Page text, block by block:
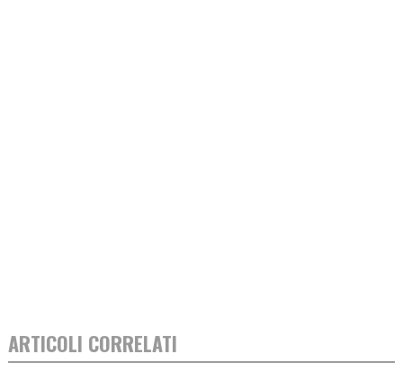
ARTICOLI CORRELATI